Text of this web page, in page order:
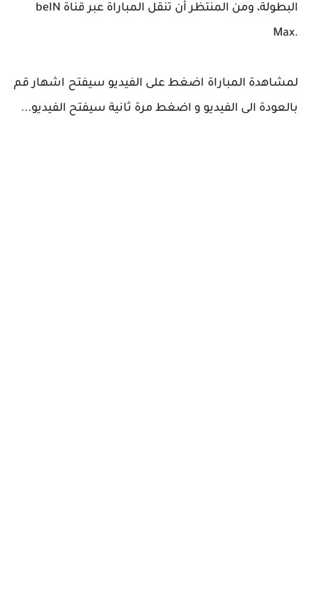
البطولة، ومن المنتظر أن تنقل المباراة عبر قناة beIN
.Max
لمشاهدة المباراة اضغط على الفيديو سيفتح اشهار قم
بالعودة الى الفيديو و اضغط مرة ثانية سيفتح الفيديو...